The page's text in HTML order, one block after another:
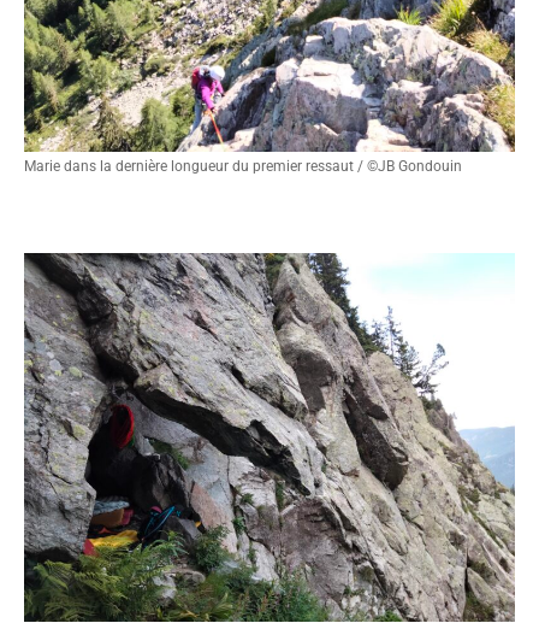
Marie dans la dernière longueur du premier ressaut / ©JB Gondouin